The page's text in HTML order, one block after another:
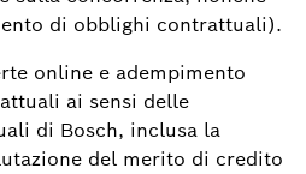
di obblighi contrattuali).
online e adempimento
ai sensi delle
di Bosch, inclusa la
del merito di credito